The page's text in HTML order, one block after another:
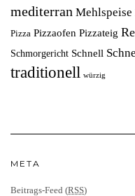
mediterran Mehlspeise
Pizza Pizzaofen Pizzateig
Schmorgericht Schnell
traditionell würzig
META
Beitrags-Feed (RSS)